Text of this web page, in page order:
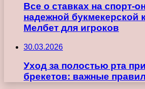
Все о ставках на спорт-
надежной букмекерской
Мелбет для игроков
30.03.2026
Уход за полостью рта
брекетов: важные